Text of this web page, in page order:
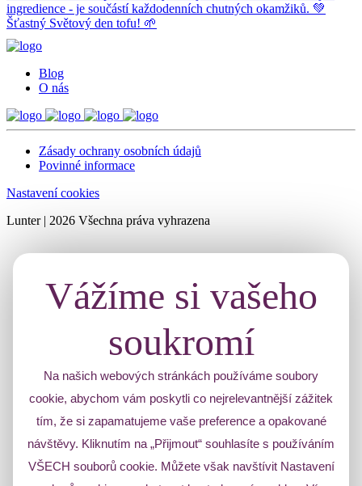
Blog
O nás
Zásady ochrany osobních údajů
Povinné informace
Nastavení cookies
Lunter | 2026 Všechna práva vyhrazena
Vážíme si vašeho
soukromí
Na našich webových stránkách používáme soubory
cookie, abychom vám poskytli co nejrelevantnější zážitek
tím, že si zapamatujeme vaše preference a opakované
návštěvy. Kliknutím na „Přijmout“ souhlasíte s používáním
VŠECH souborů cookie. Můžete však navštívit Nastavení